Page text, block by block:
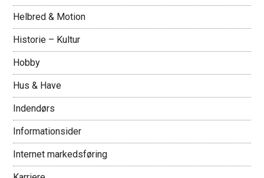
Helbred & Motion
Historie – Kultur
Hobby
Hus & Have
Indendørs
Informationsider
Internet markedsføring